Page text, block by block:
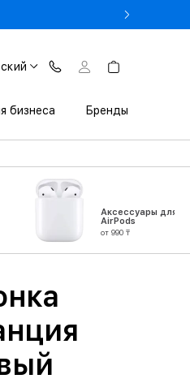
бизнеса Бренды
Аксессуары для
AirPods
от 990 ₸